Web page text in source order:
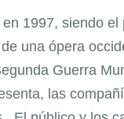
1997, siendo
una ópera
Guerra
las